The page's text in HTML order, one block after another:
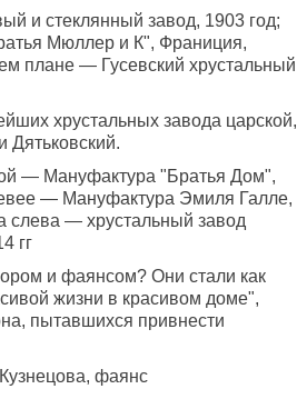
и стеклянный завод, 1903 год;
Мюллер и К", Франиция,
плане — Гусевский хрустальный
хрустальных завода царской,
Дятьковский.
— Мануфактура "Братья Дом",
— Мануфактура Эмиля Галле,
слева — хрустальный завод
гг
и фаянсом? Они стали как
жизни в красивом доме",
пытавшихся привнести
фаянс